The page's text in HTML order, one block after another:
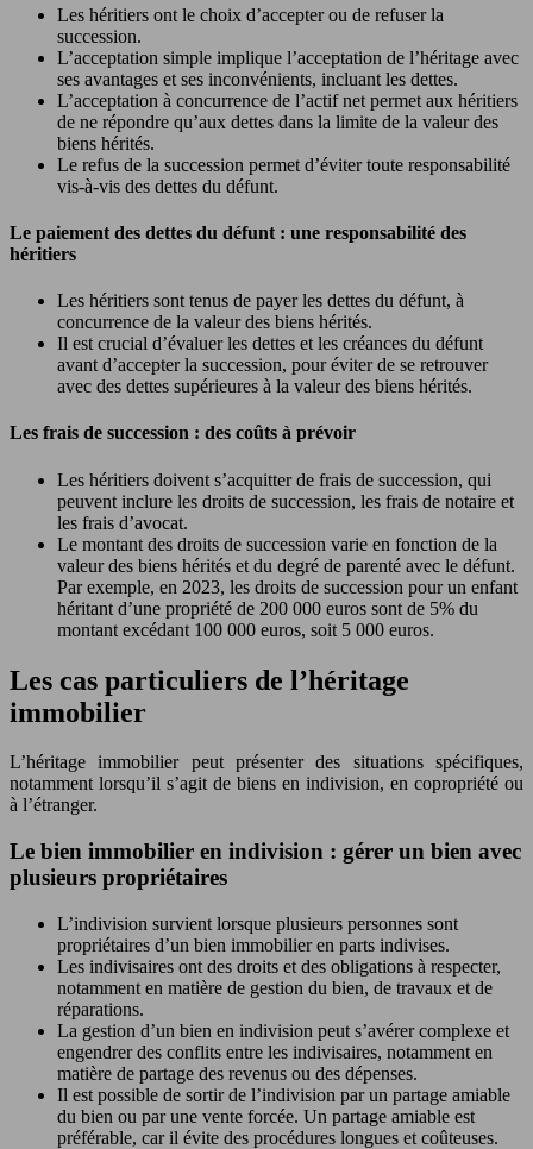
Les héritiers ont le choix d’accepter ou de refuser la
succession.
L’acceptation simple implique l’acceptation de l’héritage avec
ses avantages et ses inconvénients, incluant les dettes.
L’acceptation à concurrence de l’actif net permet aux héritiers
de ne répondre qu’aux dettes dans la limite de la valeur des
biens hérités.
Le refus de la succession permet d’éviter toute responsabilité
vis-à-vis des dettes du défunt.
Le paiement des dettes du défunt : une responsabilité des
héritiers
Les héritiers sont tenus de payer les dettes du défunt, à
concurrence de la valeur des biens hérités.
Il est crucial d’évaluer les dettes et les créances du défunt
avant d’accepter la succession, pour éviter de se retrouver
avec des dettes supérieures à la valeur des biens hérités.
Les frais de succession : des coûts à prévoir
Les héritiers doivent s’acquitter de frais de succession, qui
peuvent inclure les droits de succession, les frais de notaire et
les frais d’avocat.
Le montant des droits de succession varie en fonction de la
valeur des biens hérités et du degré de parenté avec le défunt.
Par exemple, en 2023, les droits de succession pour un enfant
héritant d’une propriété de 200 000 euros sont de 5% du
montant excédant 100 000 euros, soit 5 000 euros.
Les cas particuliers de l’héritage
immobilier
L’héritage immobilier peut présenter des situations spécifiques,
notamment lorsqu’il s’agit de biens en indivision, en copropriété ou
à l’étranger.
Le bien immobilier en indivision : gérer un bien avec
plusieurs propriétaires
L’indivision survient lorsque plusieurs personnes sont
propriétaires d’un bien immobilier en parts indivises.
Les indivisaires ont des droits et des obligations à respecter,
notamment en matière de gestion du bien, de travaux et de
réparations.
La gestion d’un bien en indivision peut s’avérer complexe et
engendrer des conflits entre les indivisaires, notamment en
matière de partage des revenus ou des dépenses.
Il est possible de sortir de l’indivision par un partage amiable
du bien ou par une vente forcée. Un partage amiable est
préférable, car il évite des procédures longues et coûteuses.